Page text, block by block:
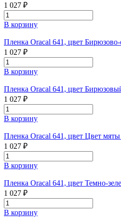
1 027 ₽
В корзину
Пленка Oracal 641, цвет
1 027 ₽
В корзину
Пленка Oracal 641, цвет
1 027 ₽
В корзину
Пленка Oracal 641, цвет Цвет
1 027 ₽
В корзину
Пленка Oracal 641, цвет Темно-
1 027 ₽
В корзину